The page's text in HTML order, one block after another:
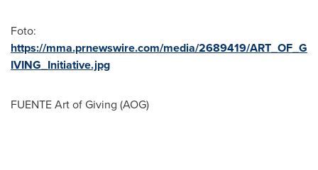
Foto:
https://mma.prnewswire.com/media/2689419/ART_OF_G
IVING_Initiative.jpg
FUENTE Art of Giving (AOG)